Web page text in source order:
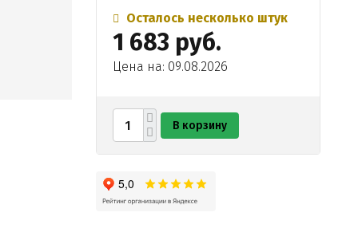
Осталось несколько штук
1 683 руб.
Цена на: 09.08.2026
В корзину